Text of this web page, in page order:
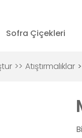
Sofra Çiçekleri
Atıştırmalıklar